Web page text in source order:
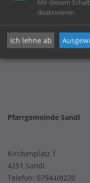
Pfarrgemeinde Sandl
Kirchenplatz 1
4251 Sandl
Telefon: 07944/8220
Mit diesem
deaktivieren.
Ich lehne ab